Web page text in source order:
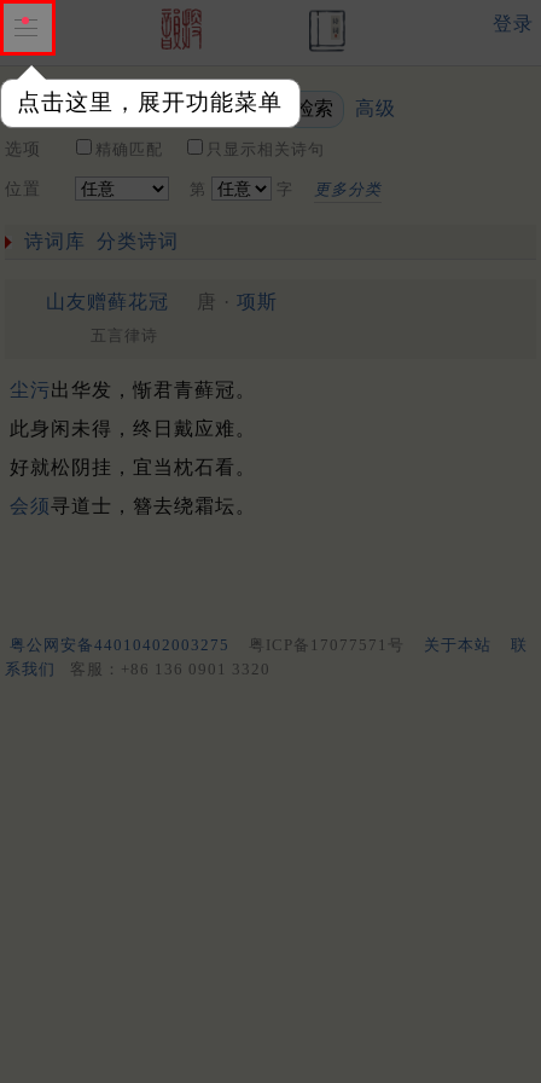
点击这里，展开功能菜单
登录
关键词 高级
选项 精确匹配 只显示相关诗句
位置 第 字 更多分类
诗词库 分类诗词
山友赠藓花冠 唐 · 项斯
五言律诗
尘污出华发，惭君青藓冠。
此身闲未得，终日戴应难。
好就松阴挂，宜当枕石看。
会须寻道士，簪去绕霜坛。
粤公网安备44010402003275 粤ICP备17077571号 关于本站
联
系我们
客服：+86 136 0901 3320